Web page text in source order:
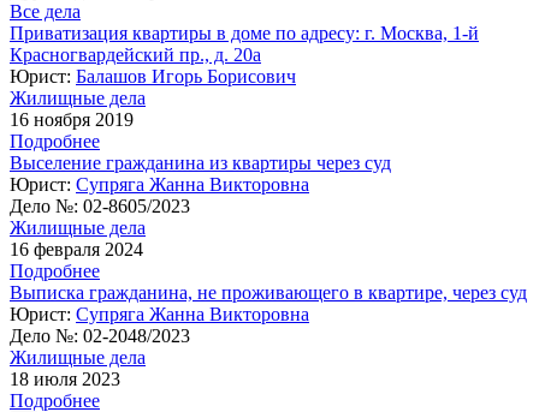
Все дела
Приватизация квартиры в доме по адресу: г. Москва, 1-й
Красногвардейский пр., д. 20а
Юрист: Балашов Игорь Борисович
Жилищные дела
16 ноября 2019
Подробнее
Выселение гражданина из квартиры через суд
Юрист: Супряга Жанна Викторовна
Дело №: 02-8605/2023
Жилищные дела
16 февраля 2024
Подробнее
Выписка гражданина, не проживающего в квартире, через суд
Юрист: Супряга Жанна Викторовна
Дело №: 02-2048/2023
Жилищные дела
18 июля 2023
Подробнее